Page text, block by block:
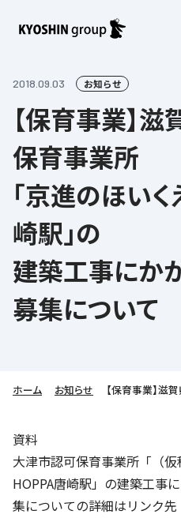
会社案内
会社案内
企業理念
教育理念
社長挨拶
Company’s Profile
社歌
京進グループが目指す姿
子会社および関係会社
フランチャイズ事業
事業一覧
学習塾
学びの成果
学習塾について
語学学習
京進グループの事業所
京進グループについて
サステナビリティ
お客さま満足度向上の取り組み
労働環境向上の取り組み
ミャンマーへの支援活動
オリジナルバッグプロジェク
清華・京進発展フォーラム
株主・投資家向け情報
株主・投資家向け情報
株主・株式関連情報
ビジョン／経営方針
IRライブラリー
IRカレンダー
ディスクロージャーポリシー
採用情報
採用情報
新卒採用情報
中途採用
講師（アルバイト）募集
お問い合わせ
特別警報発令時の授業について
Copyright © KYOSHIN Co., Ltd. All
2018.09.03 お知らせ
【保育事業】
保育事業所
「京進のほい
崎駅」の
建築工事にか
募集について
ホーム お知らせ 【保育事業】滋
資料
大津市認可保育事業所「（
HOPPA唐崎駅」の建築工事
集についての詳細はリンク先